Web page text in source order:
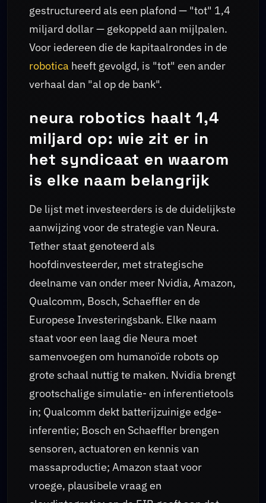
gestructureerd als een plafond — "tot" 1,4
miljard dollar — gekoppeld aan mijlpalen.
Voor iedereen die de kapitaalrondes in de
robotica heeft gevolgd, is "tot" een ander
verhaal dan "al op de bank".
neura robotics haalt 1,4
miljard op: wie zit er in
het syndicaat en waarom
is elke naam belangrijk
De lijst met investeerders is de duidelijkste
aanwijzing voor de strategie van Neura.
Tether staat genoteerd als
hoofdinvesteerder, met strategische
deelname van onder meer Nvidia, Amazon,
Qualcomm, Bosch, Schaeffler en de
Europese Investeringsbank. Elke naam
staat voor een laag die Neura moet
samenvoegen om humanoïde robots op
grote schaal nuttig te maken. Nvidia brengt
grootschalige simulatie- en inferentietools
in; Qualcomm dekt batterijzuinige edge-
inferentie; Bosch en Schaeffler brengen
sensoren, actuatoren en kennis van
massaproductie; Amazon staat voor
vroege, plausibele vraag en